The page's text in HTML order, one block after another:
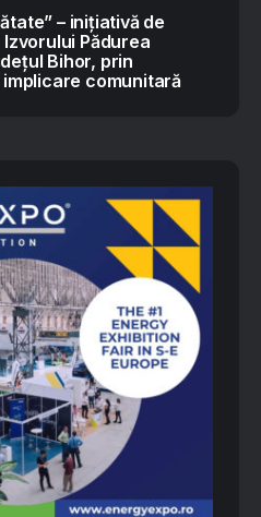
– inițiativă de
Pădurea
Bihor, prin
comunitară